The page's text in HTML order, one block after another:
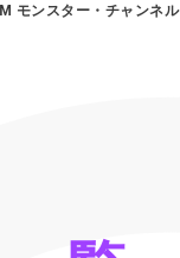
モンスター・チャンネル